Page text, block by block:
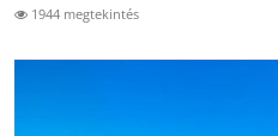
1944 megtekintés